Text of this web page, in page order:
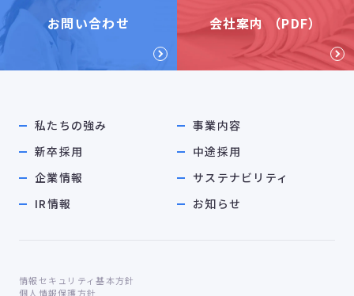
お問い合わせ 会社案内 （PDF）
私たちの強み
事業内容
新卒採用
中途採用
企業情報
サステナビリティ
IR情報
お知らせ
情報セキュリティ基本方針
個人情報保護方針